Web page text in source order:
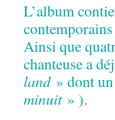
L’album
Ainsi que
chanteuse a
land» dont un
minuit» ).